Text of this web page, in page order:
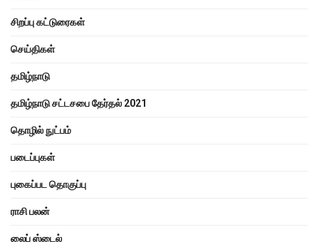
சிறப்பு கட்டுரைகள்
செய்திகள்
தமிழ்நாடு
தமிழ்நாடு சட்டசபை தேர்தல் 2021
தொழில் நுட்பம்
படைப்புகள்
புகைப்பட தொகுப்பு
ராசி பலன்
லைப் ஸ்டைல்